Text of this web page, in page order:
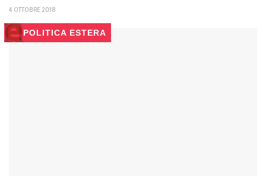
4 OTTOBRE 2018
POLITICA ESTERA